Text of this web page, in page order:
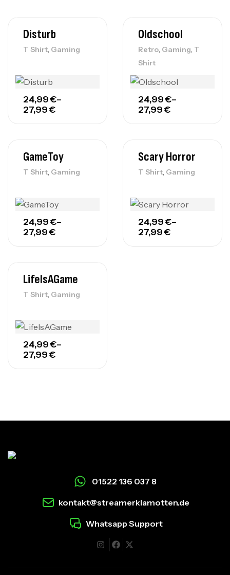
Disturb
T Shirt, Gaming
24,99€–
27,99€
Oldschool
Retro, Gaming, T
Shirt
24,99€–
27,99€
GameToy
T Shirt, Gaming
24,99€–
27,99€
Scary Horror
T Shirt, Gaming
24,99€–
27,99€
LifeIsAGame
T Shirt, Gaming
24,99€–
27,99€
01522 136 037 8
kontakt@streamerklamotten.de
Whatsapp Support